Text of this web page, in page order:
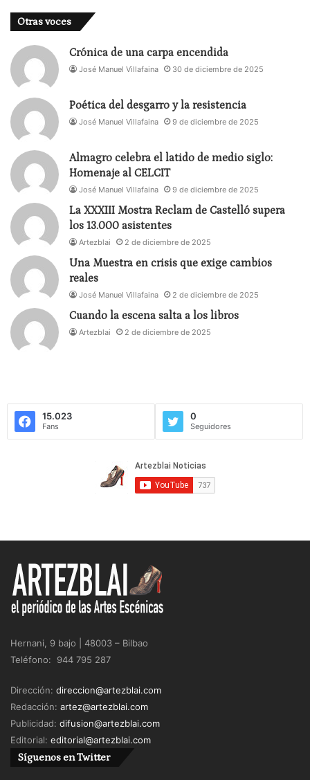
Todas. Es que nunca pasa nada… hasta que pasa.
Otras voces
Crónica de una carpa encendida
José Manuel Villafaina 30 de diciembre de 2025
Poética del desgarro y la resistencia
José Manuel Villafaina 9 de diciembre de 2025
Almagro celebra el latido de medio siglo:
Homenaje al CELCIT
José Manuel Villafaina 9 de diciembre de 2025
La XXXIII Mostra Reclam de Castelló supera
los 13.000 asistentes
Artezblai 2 de diciembre de 2025
Una Muestra en crisis que exige cambios
reales
José Manuel Villafaina 2 de diciembre de 2025
Cuando la escena salta a los libros
Artezblai 2 de diciembre de 2025
15.023
Fans
0
Seguidores
Hernani, 9 bajo | 48003 – Bilbao
Teléfono: 944 795 287
Dirección: direccion@artezblai.com
Redacción: artez@artezblai.com
Publicidad: difusion@artezblai.com
Editorial: editorial@artezblai.com
Síguenos en Twitter